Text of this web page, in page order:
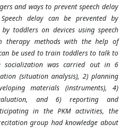
and ways to prevent speech delay
delay can be prevented by
toddlers on devices using speech
therapy methods with the help of
be used to train toddlers to talk to
socialization was carried out in 6
(situation analysis), 2) planning
materials (instruments), 4)
and 6) reporting and
in the PKM activities, the
group had knowledge about